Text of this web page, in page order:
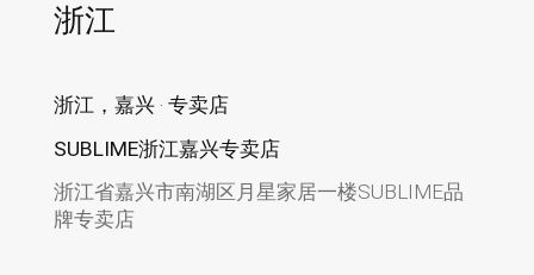
浙江
浙江，嘉兴 · 专卖店
SUBLIME浙江嘉兴专卖店
浙江省嘉兴市南湖区月星家居一楼SUBLIME品
牌专卖店